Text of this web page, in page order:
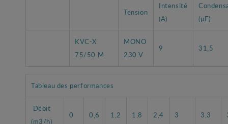
Tension
Intensité
(A)
(µF)
KVC-X
75/50 M
MONO
230 V
9 31,5
Tableau des performances
Débit
(m3/h)
0 0,6 1,2 1,8 2,4 3 3,3